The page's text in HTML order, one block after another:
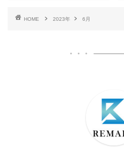
HOME 2023年 6月